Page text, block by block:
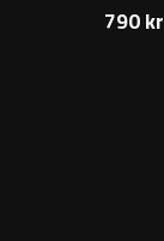
790 kr